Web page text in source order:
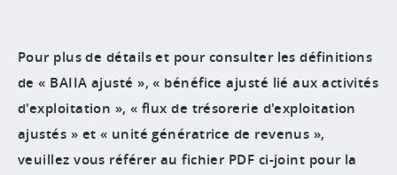
Pour plus de détails et pour consulter les définitions
de « BAIIA ajusté », « bénéfice ajusté lié aux activités
d'exploitation », « flux de trésorerie d'exploitation
ajustés » et « unité génératrice de revenus »,
veuillez vous référer au fichier PDF ci-joint pour la